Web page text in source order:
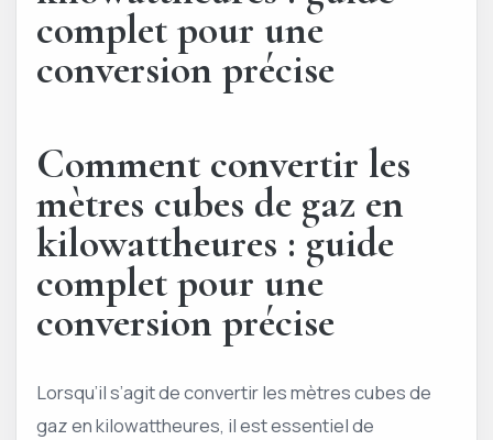
complet pour une
conversion précise
Comment convertir les
mètres cubes de gaz en
kilowattheures : guide
complet pour une
conversion précise
Lorsqu’il s’agit de convertir les mètres cubes de
gaz en kilowattheures, il est essentiel de